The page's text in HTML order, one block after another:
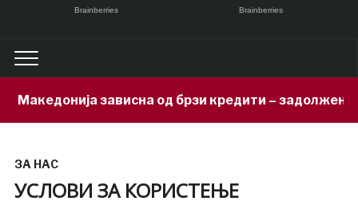
од брзи кредити – задолжени 333 милиони
ЗА НАС
УСЛОВИ ЗА КОРИСТЕЊЕ